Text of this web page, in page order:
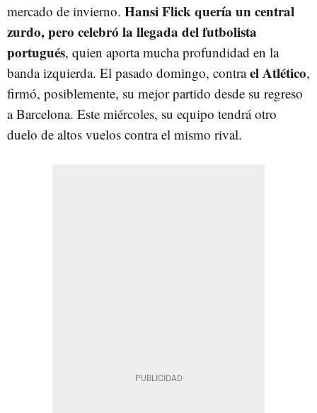
mercado de invierno. Hansi Flick quería un central
zurdo, pero celebró la llegada del futbolista
portugués, quien aporta mucha profundidad en la
banda izquierda. El pasado domingo, contrael Atlético,
firmó, posiblemente, su mejor partido desde su regreso
a Barcelona. Este miércoles, su equipo tendrá otro
duelo de altos vuelos contra el mismo rival.